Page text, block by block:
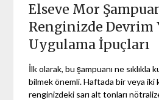
Elseve Mor
Renginizde Devrim
Uygulama İpuçları
İlk olarak, bu şampuanı ne sıklıkla
bilmek önemli. Haftada bir veya iki
renginizdeki sarı alt tonları